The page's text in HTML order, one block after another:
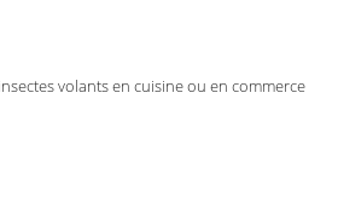
volants en cuisine ou en commerce